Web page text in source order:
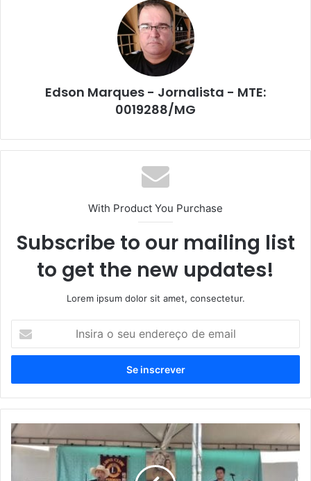
Edson Marques - Jornalista - MTE:
0019288/MG
With Product You Purchase
Subscribe to our mailing list
to get the new updates!
Lorem ipsum dolor sit amet, consectetur.
seu
de
email
Lions
clube
apresentou